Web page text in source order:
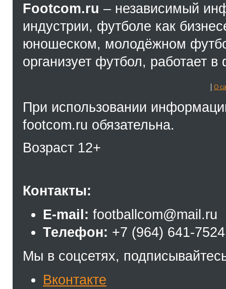
Footcom.ru – независимый
индустрии, футболе как
юношеском, молодёжном
организует футбол, работает
О
При использовании
footcom.ru обязательна.
Возраст 12+
Контакты:
E-mail: footballcom@mail.ru
Телефон: +7 (964) 641-7524
Мы в соцсетях,
Вконтакте